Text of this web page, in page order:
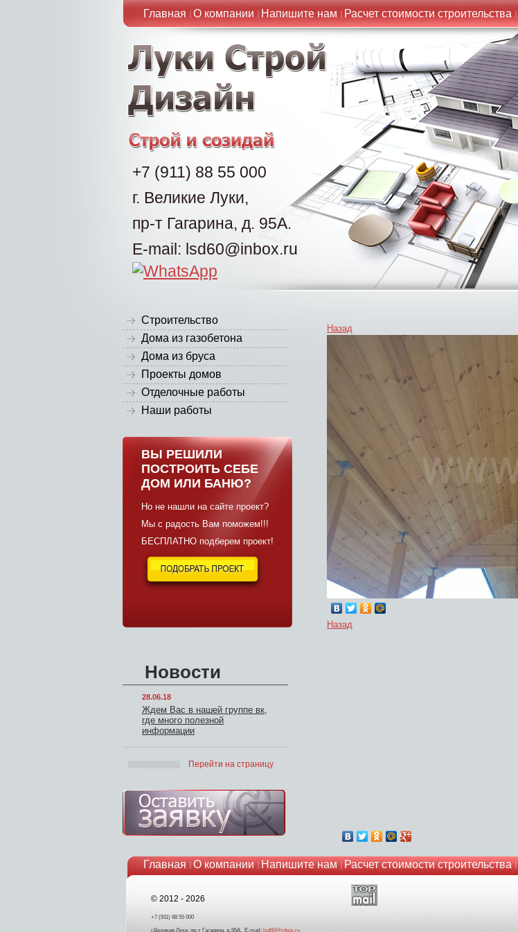
Главная О компании Напишите нам Расчет стоимости строительства
+7 (911) 88 55 000
г. Великие Луки,
пр-т Гагарина, д. 95А.
E-mail: lsd60@inbox.ru
Строительство
Дома из газобетона
Дома из бруса
Проекты домов
Отделочные работы
Наши работы
ВЫ РЕШИЛИ
ПОСТРОИТЬ СЕБЕ
ДОМ ИЛИ БАНЮ?
Но не нашли на сайте проект?
Мы с радость Вам поможем!!!
БЕСПЛАТНО подберем проект!
Новости
28.06.18
Ждем Вас в нашей группе вк,
где много полезной
информации
Перейти на страницу
Назад
Назад
+7 (911) 88 55 000
г.Великие Луки, пр-т Гагарина, д.95А. E-mail: lsd60@inbox.ru
Главная О компании Напишите нам Расчет стоимости строительства
© 2012 - 2026